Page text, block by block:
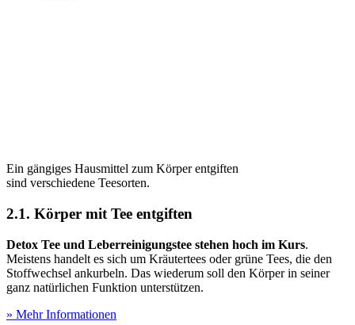
Ein gängiges Hausmittel zum Körper entgiften
sind verschiedene Teesorten.
2.1. Körper mit Tee entgiften
Detox Tee und Leberreinigungstee stehen hoch im Kurs.
Meistens handelt es sich um Kräutertees oder grüne Tees, die den
Stoffwechsel ankurbeln. Das wiederum soll den Körper in seiner
ganz natürlichen Funktion unterstützen.
» Mehr Informationen